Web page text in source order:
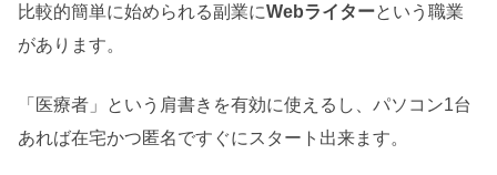
比較的簡単に始められる副業にWebライターという職業
があります。
「医療者」という肩書きを有効に使えるし、パソコン1台
あれば在宅かつ匿名ですぐにスタート出来ます。